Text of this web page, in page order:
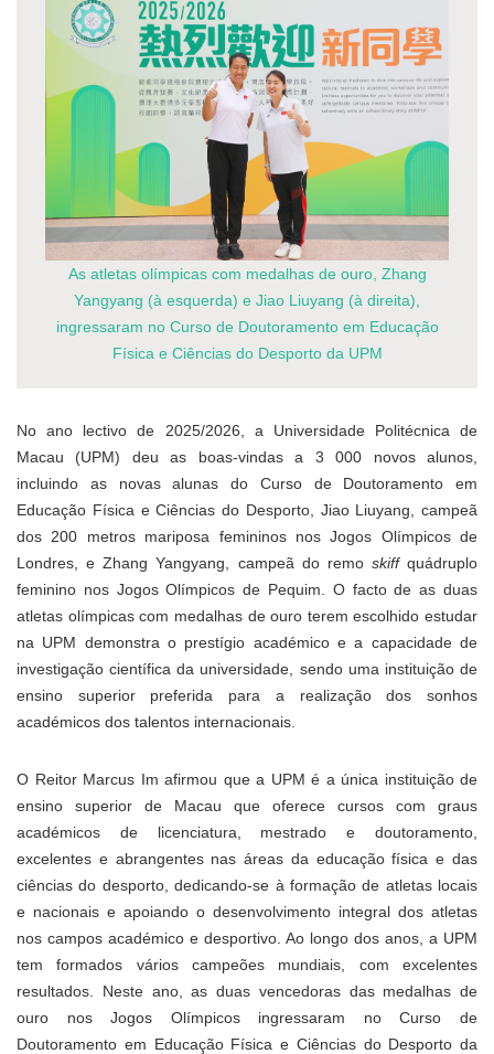
As atletas olímpicas com medalhas de ouro, Zhang
Yangyang (à esquerda) e Jiao Liuyang (à direita),
ingressaram no Curso de Doutoramento em Educação
Física e Ciências do Desporto da UPM
No ano lectivo de 2025/2026, a Universidade Politécnica de
Macau (UPM) deu as boas-vindas a 3 000 novos alunos,
incluindo as novas alunas do Curso de Doutoramento em
Educação Física e Ciências do Desporto, Jiao Liuyang, campeã
dos 200 metros mariposa femininos nos Jogos Olímpicos de
Londres, e Zhang Yangyang, campeã do remoskiffquádruplo
feminino nos Jogos Olímpicos de Pequim. O facto de as duas
atletas olímpicas com medalhas de ouro terem escolhido estudar
na UPM demonstra o prestígio académico e a capacidade de
investigação científica da universidade, sendo uma instituição de
ensino superior preferida para a realização dos sonhos
académicos dos talentos internacionais.
O Reitor Marcus Im afirmou que a UPM é a única instituição de
ensino superior de Macau que oferece cursos com graus
académicos de licenciatura, mestrado e doutoramento,
excelentes e abrangentes nas áreas da educação física e das
ciências do desporto, dedicando-se à formação de atletas locais
e nacionais e apoiando o desenvolvimento integral dos atletas
nos campos académico e desportivo. Ao longo dos anos, a UPM
tem formados vários campeões mundiais, com excelentes
resultados. Neste ano, as duas vencedoras das medalhas de
ouro nos Jogos Olímpicos ingressaram no Curso de
Doutoramento em Educação Física e Ciências do Desporto da